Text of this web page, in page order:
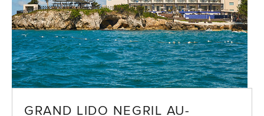
GRAND LIDO NEGRIL AU-